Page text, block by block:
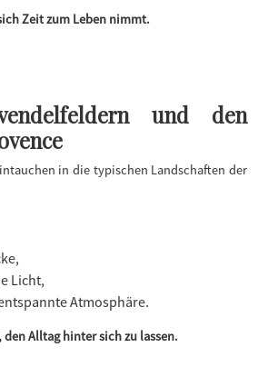
Zeit zum Leben nimmt.
und den
in die typischen Landschaften der
Licht,
Atmosphäre.
Alltag hinter sich zu lassen.